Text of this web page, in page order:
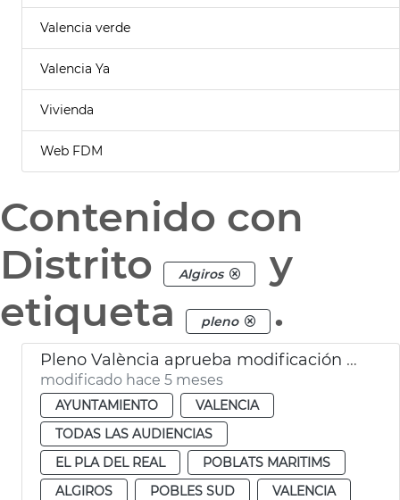
Valencia verde
Valencia Ya
Vivienda
Web FDM
Contenido con
Distrito
Algiros
y
etiqueta
pleno .
Pleno València aprueba modificación PGOU cambio uso parcelas Telefónica
modificado hace 5 meses
AYUNTAMIENTO
VALENCIA
TODAS LAS AUDIENCIAS
EL PLA DEL REAL
POBLATS MARITIMS
ALGIROS
POBLES SUD
VALENCIA